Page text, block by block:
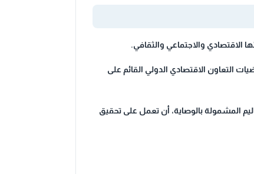
التعاون الاقتصادي الدولي القائم على
المشمولة بالوصاية، أن تعمل على تحقيق